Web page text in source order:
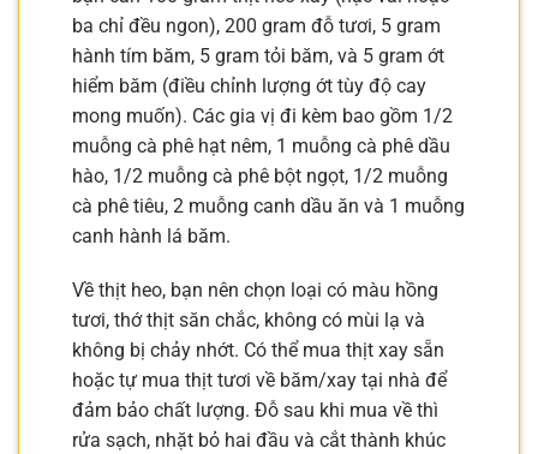
ba chỉ đều ngon), 200 gram đỗ tươi, 5 gram
hành tím băm, 5 gram tỏi băm, và 5 gram ớt
hiểm băm (điều chỉnh lượng ớt tùy độ cay
mong muốn). Các gia vị đi kèm bao gồm 1/2
muỗng cà phê hạt nêm, 1 muỗng cà phê dầu
hào, 1/2 muỗng cà phê bột ngọt, 1/2 muỗng
cà phê tiêu, 2 muỗng canh dầu ăn và 1 muỗng
canh hành lá băm.
Về thịt heo, bạn nên chọn loại có màu hồng
tươi, thớ thịt săn chắc, không có mùi lạ và
không bị chảy nhớt. Có thể mua thịt xay sẵn
hoặc tự mua thịt tươi về băm/xay tại nhà để
đảm bảo chất lượng. Đỗ sau khi mua về thì
rửa sạch, nhặt bỏ hai đầu và cắt thành khúc